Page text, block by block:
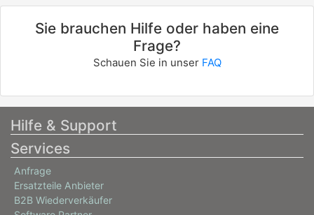
Sie brauchen Hilfe oder haben eine
Frage?
Schauen Sie in unser FAQ
Hilfe & Support
Services
Anfrage
Ersatzteile Anbieter
B2B Wiederverkäufer